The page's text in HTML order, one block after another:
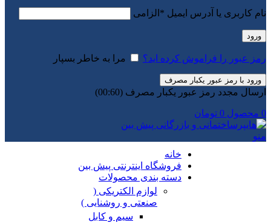
نام کاربری یا آدرس ایمیل * الزامی
ورود
رمز عبور را فراموش کرده اید؟ مرا به خاطر بسپار
ورود با رمز عبور یکبار مصرف
ارسال مجدد رمز عبور یکبار مصرف (00:
60
)
0 محصول 0 تومان
منو
خانه
فروشگاه اینترنتی پیش بین
دسته بندی محصولات
لوازم الکتریکی (
صنعتی و روشنایی )
سیم و کابل